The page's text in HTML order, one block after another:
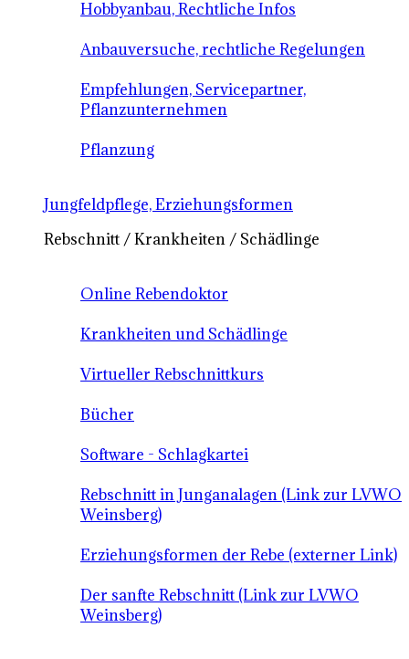
Hobbyanbau, Rechtliche Infos
Anbauversuche, rechtliche Regelungen
Empfehlungen, Servicepartner,
Pflanzunternehmen
Pflanzung
Jungfeldpflege, Erziehungsformen
Rebschnitt / Krankheiten / Schädlinge
Online Rebendoktor
Krankheiten und Schädlinge
Virtueller Rebschnittkurs
Bücher
Software - Schlagkartei
Rebschnitt in Junganalagen (Link zur LVWO
Weinsberg)
Erziehungsformen der Rebe (externer Link)
Der sanfte Rebschnitt (Link zur LVWO
Weinsberg)